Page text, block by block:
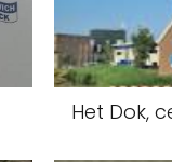
Het Dok,